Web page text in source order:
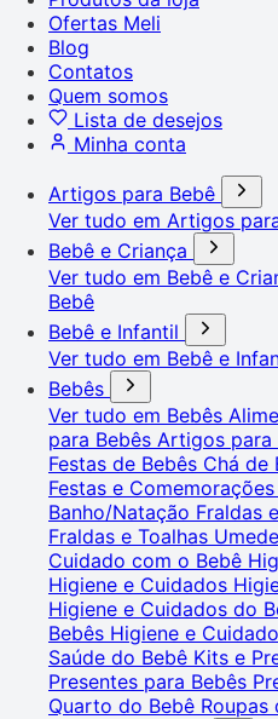
Ofertas Meli
Blog
Contatos
Quem somos
Lista de desejos
Minha conta
Artigos para Bebê
Ver tudo em Artigos
Bebê e Criança
Ver tudo em Bebê e
Bebê
Bebê e Infantil
Ver tudo em Bebê e
Bebês
Ver tudo em Bebês
para Bebês Artigos para
Festas de Bebês Chá de
Festas e Comemorações
Banho/Natação Fraldas
Fraldas e Toalhas
Cuidado com o Bebê
Higiene e Cuidados
Higiene e Cuidados do
Bebês Higiene e
Saúde do Bebê Kits e
Presentes para Bebês
Quarto do Bebê Roupas